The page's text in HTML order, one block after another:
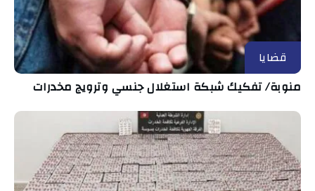
قضايا
منوبة/ تفكيك شبكة استغلال جنسي وترويج مخدرات